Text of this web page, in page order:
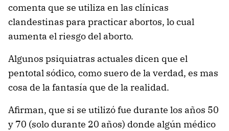
comenta que se utiliza en las clínicas
clandestinas para practicar abortos, lo cual
aumenta el riesgo del aborto.
Algunos psiquiatras actuales dicen que el
pentotal sódico, como suero de la verdad, es mas
cosa de la fantasía que de la realidad.
Afirman, que si se utilizó fue durante los años 50
y 70 (solo durante 20 años) donde algún médico